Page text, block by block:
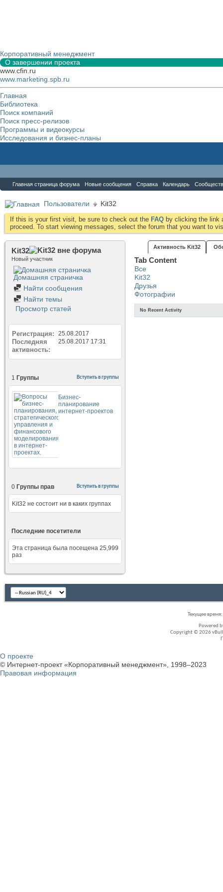
Корпоративный менеджмент
О завершении проекта
www.cfin.ru
www.marketing.spb.ru
Главная
Библиотека
Поиск компаний
Поиск пресс-релизов
Программы и видеокурсы
Исследования и бизнес-планы
Главная страница форума Новые сообщения Справка Календарь
Пользователи Kit32
If this is your first visit, be sure to check out the FAQ by clicking the link
proceed. To start viewing messages, select the forum that you want to
Kit32
Новый участник
Домашняя страничка
Найти сообщения
Найти темы
Просмотр статей
Регистрация 25.08.2017
Последняя
активность
25.08.2017 17:31
Вступить в группы
1 Группы
Бизнес-
планирование
интернет-проектов
Вступить в группы
0 Группы прав
Kit32 не состоит ни в каких группах
Последние посетители
Эта страница была посещена 25,999
раз
Активность Kit32
Tab Content
Все
Kit32
Друзья
Фотографии
No Recent Activity
Текущее время:
Powered
Copyright © 2026
О проекте
© Интернет-проект «Корпоративный менеджмент», 1998–2023
Правовая информация